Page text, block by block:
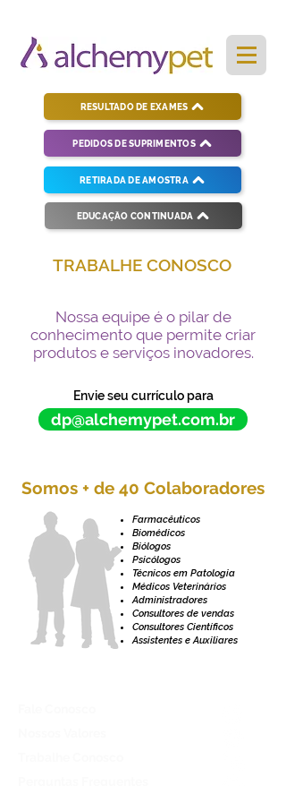
PEDIDOS DE SUPRIMENTOS
RESULTADO DE EXAMES
RETIRADA DE AMOSTRA
EDUCAÇÃO CONTINUADA
TRABALHE CONOSCO
Nossa equipe é o pilar de
conhecimento que permite criar
produtos e serviços inovadores.
Envie seu currículo para
dp@alchemypet.com.br
Somos + de 40 Colaboradores
Farmacêuticos
Biomédicos
Biólogos
Psicólogos
Técnicos em Patologia
Médicos Veterinários
Administradores
Consultores de vendas
Consultores Científicos
Assistentes e Auxiliares